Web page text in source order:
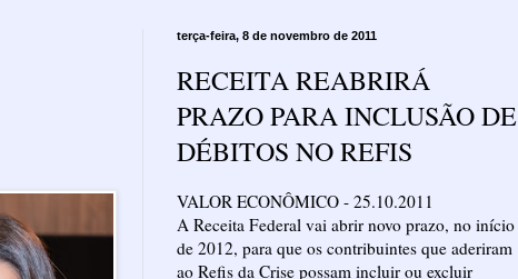
terça-feira, 8 de novembro de 2011
RECEITA REABRIRÁ
PRAZO PARA INCLUSÃO DE
DÉBITOS NO REFIS
VALOR ECONÔMICO - 25.10.2011
A Receita Federal vai abrir novo prazo, no início
de 2012, para que os contribuintes que aderiram
ao Refis da Crise possam incluir ou excluir